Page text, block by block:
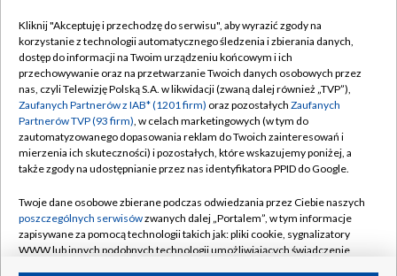
TVP
Abonament TVP
Emisja w TVP
Centrum informacji TVP
Naziemna Telewizja Cyfrowa
Rada Programowa
System NOS
Informacje o nadawcy
Regulamin TVP
Polityka prywatności
Moje zgody
Pomoc
Kontakt
Kliknij "Akceptuję i przechodzę do serwisu", aby wyrazić zgody na
korzystanie z technologii automatycznego śledzenia i zbierania danych,
dostęp do informacji na Twoim urządzeniu końcowym i ich
przechowywanie oraz na przetwarzanie Twoich danych osobowych przez
nas, czyli Telewizję Polską S.A. w likwidacji (zwaną dalej również „TVP”),
Zaufanych Partnerów z IAB* (1201 firm) oraz pozostałych Zaufanych
Partnerów TVP (93 firm), w celach marketingowych (w tym do
zautomatyzowanego dopasowania reklam do Twoich zainteresowań i
mierzenia ich skuteczności) i pozostałych, które wskazujemy poniżej, a
także zgody na udostępnianie przez nas identyfikatora PPID do Google.
Twoje dane osobowe zbierane podczas odwiedzania przez Ciebie naszych
poszczególnych serwisówzwanych dalej „Portalem”, w tym informacje
zapisywane za pomocą technologii takich jak: pliki cookie, sygnalizatory
WWW lub innych podobnych technologii umożliwiających świadczenie